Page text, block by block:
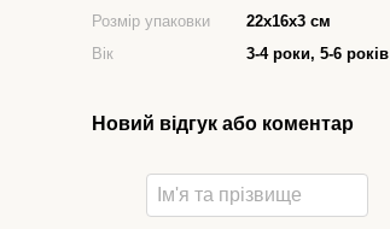
Розмір упаковки
22x16x3 см
Вік
3-4 роки, 5-6 років
Новий відгук або коментар